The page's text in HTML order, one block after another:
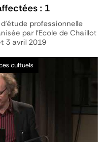
: 1
professionnelle
par l'Ecole de Chaillot
3 avril 2019
cultuels